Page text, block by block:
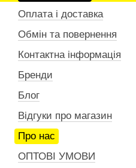
Оплата і доставка
Обмін та повернення
Контактна інформація
Бренди
Блог
Відгуки про магазин
Про нас
ОПТОВІ УМОВИ